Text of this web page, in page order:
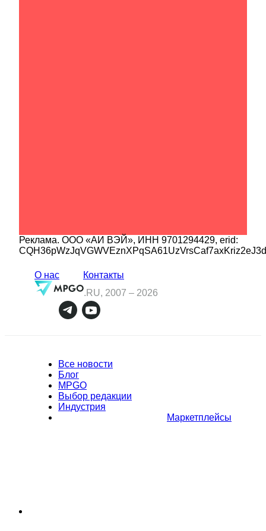
Реклама. ООО «АИ ВЭЙ», ИНН 9701294429, erid:
О нас
Контакты
.RU, 2007 – 2026
Все новости
Блог
MPGO
Выбор редакции
Индустрия
Маркетплейсы